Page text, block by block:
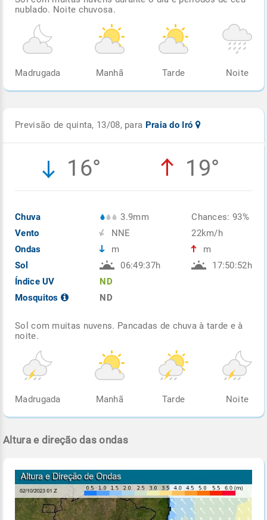
nublado. Noite chuvosa.
Madrugada Manhã Tarde Noite
Previsão de quinta, 13/08, para Praia do Iró
16° 19°
Chuva
Vento
Ondas
Sol
Índice UV
Mosquitos
3.9mm
NNE
m
06:49:37h
ND
ND
Chances: 93%
22km/h
m
17:50:52h
Sol com muitas nuvens. Pancadas de chuva à tarde e à
noite.
Madrugada Manhã Tarde Noite
Altura e direção das ondas